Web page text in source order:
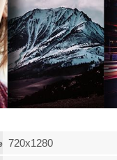
720х1280